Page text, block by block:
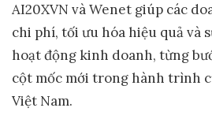
AI20XVN và Wenet giúp các
chi phí, tối ưu hóa hiệu quả và
hoạt động kinh doanh, từng
cột mốc mới trong hành trình
Việt Nam.